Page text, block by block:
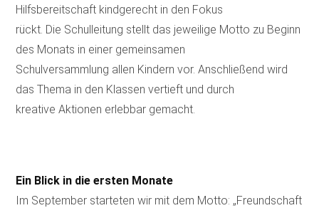
Hilfsbereitschaft kindgerecht in den Fokus
rückt. Die Schulleitung stellt das jeweilige Motto zu Beginn
des Monats in einer gemeinsamen
Schulversammlung allen Kindern vor. Anschließend wird
das Thema in den Klassen vertieft und durch
kreative Aktionen erlebbar gemacht.
Ein Blick in die ersten Monate
Im September starteten wir mit dem Motto: „Freundschaft